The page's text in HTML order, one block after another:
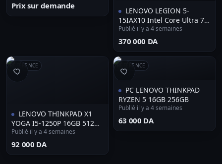
Prix sur demande
LENOVO LEGION 5-
15IAX10 Intel Core Ultra 7
255HX | RTX 5070 GDDR7 |
16GB DDR5 | 1TB SSD Gen4
***vendu**
Publié il y a 4 semaines
⁦370 000 DA⁩
RÉFÉRENCE
LENOVO THINKPAD X1
YOGA I5-1250P 16GB 512GB
SSD ECRAN 14" FHD
TACTILE 360
Publié il y a 4 semaines
⁦92 000 DA⁩
RÉFÉRENCE
PC LENOVO THINKPAD
RYZEN 5 16GB 256GB
Publié il y a 4 semaines
⁦63 000 DA⁩